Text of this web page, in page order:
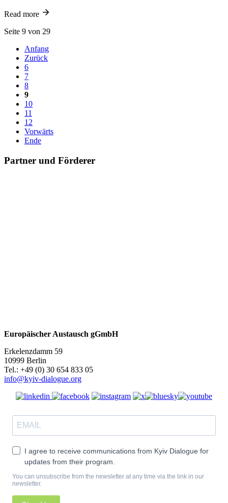
Read more
Seite 9 von 29
Anfang
Zurück
6
7
8
9
10
11
12
Vorwärts
Ende
Partner und Förderer
Europäischer Austausch gGmbH
Erkelenzdamm 59
10999 Berlin
Теl.: +49 (0) 30 654 833 05
info@kyiv-dialogue.org
I agree to receive communications from Kyiv Dialogue for
updates from their program.
You can unsubscribe from the newsletter at any time via the link in our
newsletter.